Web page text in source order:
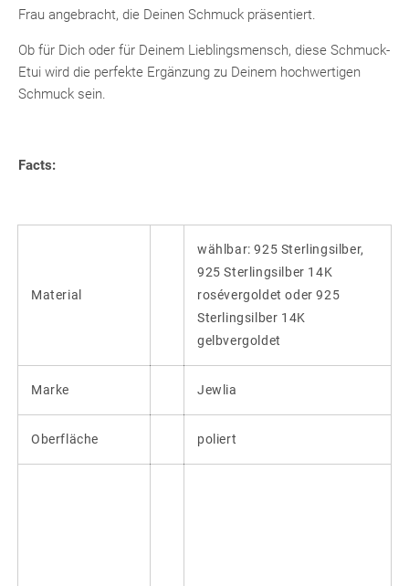
Frau angebracht, die Deinen Schmuck präsentiert.
Ob für Dich oder für Deinem Lieblingsmensch, diese Schmuck-
Etui wird die perfekte Ergänzung zu Deinem hochwertigen
Schmuck sein.
Facts:
Material
wählbar: 925 Sterlingsilber,
925 Sterlingsilber 14K
rosévergoldet oder 925
Sterlingsilber 14K
gelbvergoldet
Marke Jewlia
Oberfläche poliert